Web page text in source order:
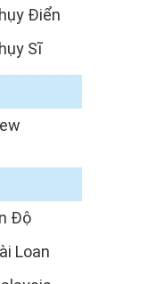
Điển
Sĩ
Độ
Loan